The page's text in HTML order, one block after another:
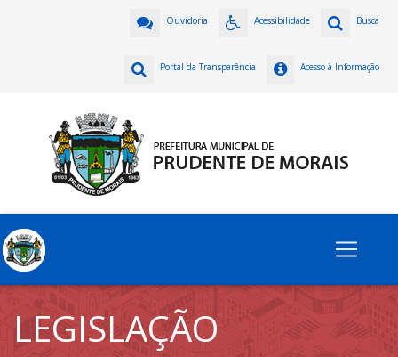
Busca
Acessibilidade
Ouvidoria
Acesso à Informação
Portal da Transparência
LEGISLAÇÃO